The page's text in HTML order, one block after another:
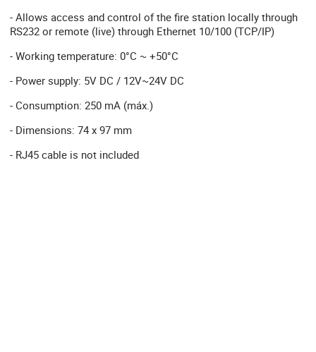
- Allows access and control of the fire station locally through
RS232 or remote (live) through Ethernet 10/100 (TCP/IP)
- Working temperature: 0°C ~ +50°C
- Power supply: 5V DC / 12V~24V DC
- Consumption: 250 mA (máx.)
- Dimensions: 74 x 97 mm
- RJ45 cable is not included